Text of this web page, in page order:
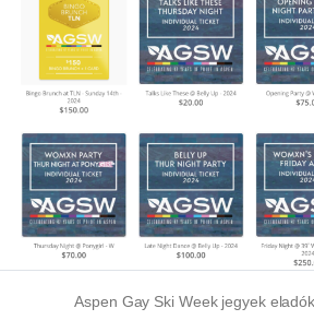
Aspen Gay Ski Week jegyek